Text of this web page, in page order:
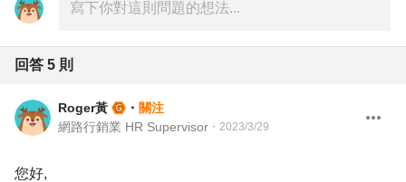
回答 5 則
Roger黃 ・ 關注
網路行銷業 HR Supervisor ・ 2023/3/29
您好,